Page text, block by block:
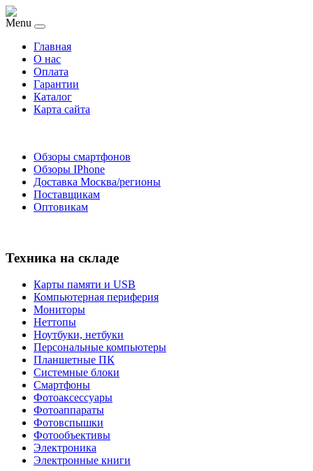
Menu
Главная
O нас
Оплата
Гарантии
Каталог
Карта сайта
Обзоры смартфонов
Обзоры IPhone
Доставка Москва/регионы
Поставщикам
Оптовикам
Техника на складе
Карты памяти и USB
Компьютерная периферия
Мониторы
Неттопы
Ноутбуки, нетбуки
Персональные компьютеры
Планшетные ПК
Системные блоки
Смартфоны
Фотоаксессуары
Фотоаппараты
Фотовспышки
Фотообъективы
Электроника
Электронные книги